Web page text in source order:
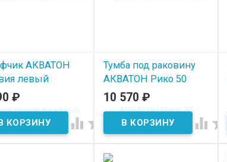
АКВАТОН
левый
дуб велл
наличии
₽
 
Тумба под раковину
АКВАТОН Рико 50
белый-ясень фабрик
В наличии
10 570₽
 